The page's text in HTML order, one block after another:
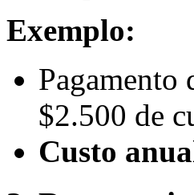
Exemplo:
Pagamento
$2.500 de
Custo